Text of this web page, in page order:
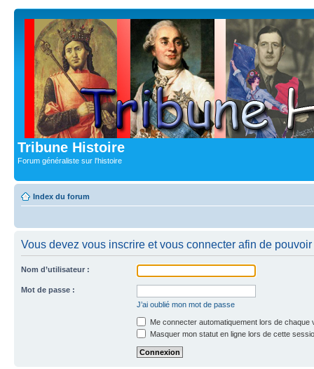
Tribune Histoire
Forum généraliste sur l'histoire
Index du forum
Vous devez vous inscrire et vous connecter afin de
Nom d’utilisateur :
Mot de passe :
J’ai oublié mon mot de passe
Me connecter automatiquement lors de chaque
Masquer mon statut en ligne lors de cette